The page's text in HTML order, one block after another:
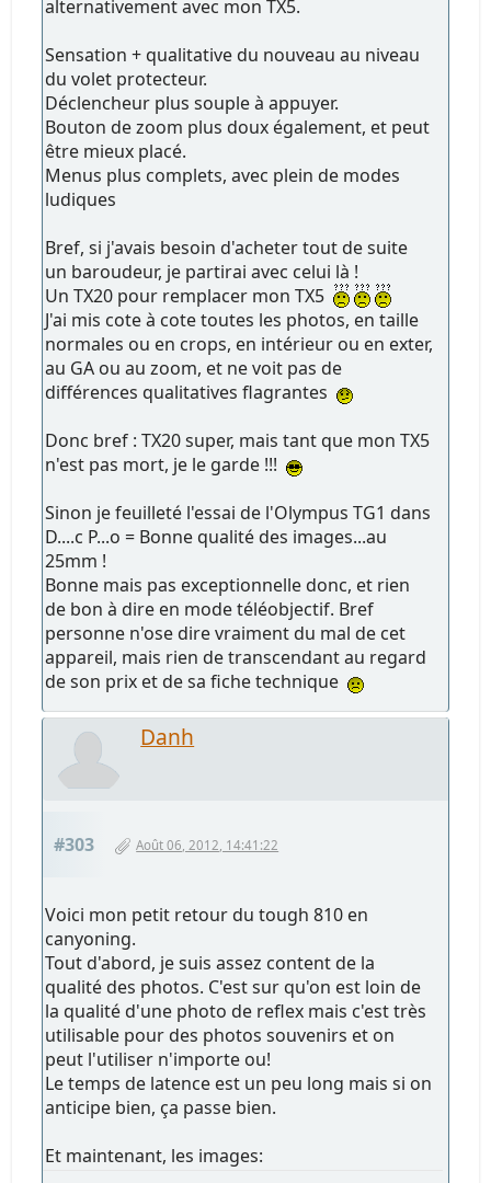
alternativement avec mon TX5.
Sensation + qualitative du nouveau au niveau
du volet protecteur.
Déclencheur plus souple à appuyer.
Bouton de zoom plus doux également, et peut
être mieux placé.
Menus plus complets, avec plein de modes
ludiques
Bref, si j'avais besoin d'acheter tout de suite
un baroudeur, je partirai avec celui là !
Un TX20 pour remplacer mon TX5
J'ai mis cote à cote toutes les photos, en taille
normales ou en crops, en intérieur ou en exter,
au GA ou au zoom, et ne voit pas de
différences qualitatives flagrantes
Donc bref : TX20 super, mais tant que mon TX5
n'est pas mort, je le garde !!!
Sinon je feuilleté l'essai de l'Olympus TG1 dans
D....c P...o = Bonne qualité des images...au
25mm !
Bonne mais pas exceptionnelle donc, et rien
de bon à dire en mode téléobjectif. Bref
personne n'ose dire vraiment du mal de cet
appareil, mais rien de transcendant au regard
de son prix et de sa fiche technique
Danh
#303 Août 06, 2012, 14:41:22
Voici mon petit retour du tough 810 en
canyoning.
Tout d'abord, je suis assez content de la
qualité des photos. C'est sur qu'on est loin de
la qualité d'une photo de reflex mais c'est très
utilisable pour des photos souvenirs et on
peut l'utiliser n'importe ou!
Le temps de latence est un peu long mais si on
anticipe bien, ça passe bien.
Et maintenant, les images: